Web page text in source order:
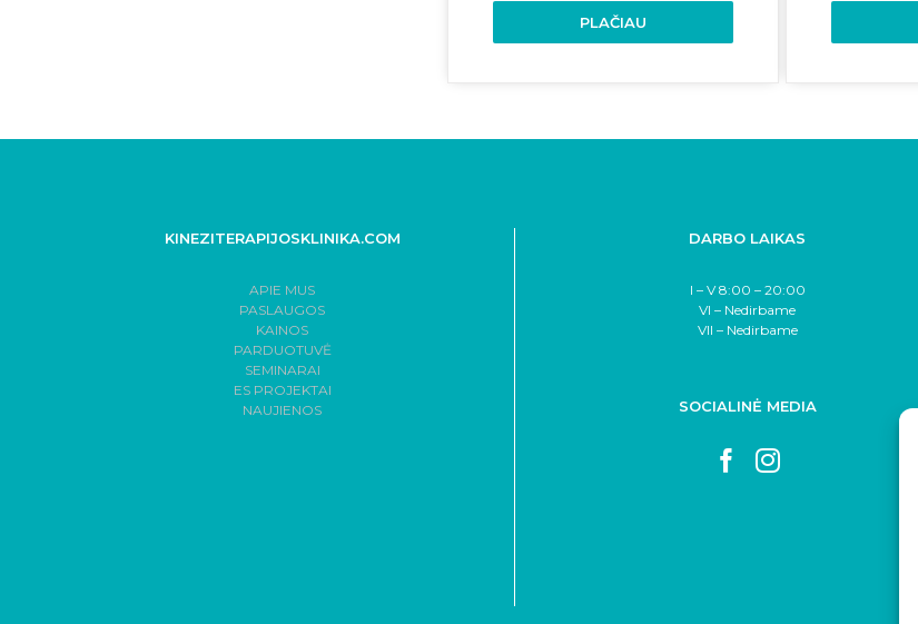
PLAČIAU
KINEZITERAPIJOSKLINIKA.COM
APIE MUS
PASLAUGOS
KAINOS
PARDUOTUVĖ
SEMINARAI
ES PROJEKTAI
NAUJIENOS
DARBO LAIKAS
I – V 8:00 – 20:00
VI – Nedirbame
VII – Nedirbame
SOCIALINĖ MEDIA